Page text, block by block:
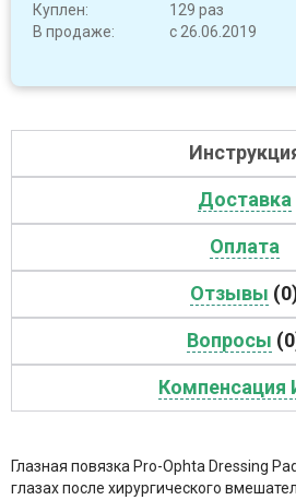
Куплен:
129 раз
В продаже:
с 26.06.2019
Доставка
Оплата
Отзывы
Вопросы
Компенсация
Глазная повязка Prо-Ophta Dressing
глазах после хирургического